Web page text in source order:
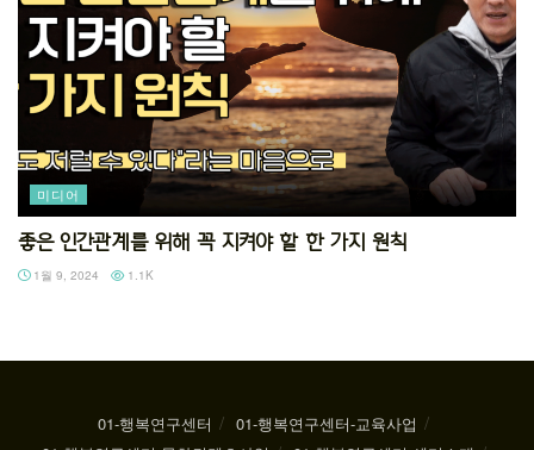
미디어
좋은 인간관계를 위해 꼭 지켜야 할 한 가지 원칙
1월 9, 2024 1.1K
01-행복연구센터
01-행복연구센터-교육사업